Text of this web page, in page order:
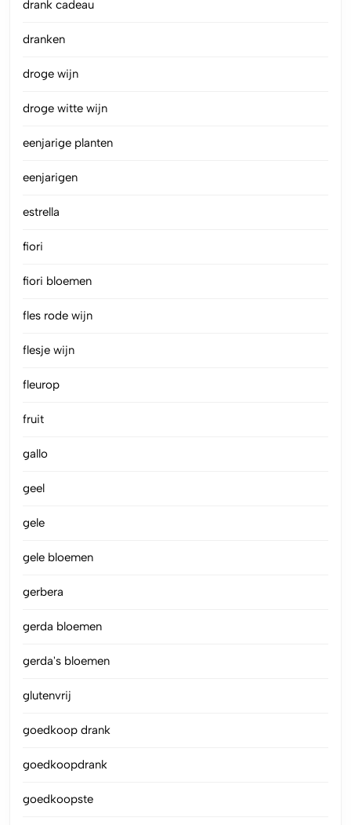
drank cadeau
dranken
droge wijn
droge witte wijn
eenjarige planten
eenjarigen
estrella
fiori
fiori bloemen
fles rode wijn
flesje wijn
fleurop
fruit
gallo
geel
gele
gele bloemen
gerbera
gerda bloemen
gerda's bloemen
glutenvrij
goedkoop drank
goedkoopdrank
goedkoopste